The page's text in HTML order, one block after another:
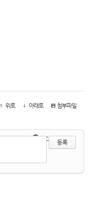
위로 아래로 첨부파일
● 에디터 선택하기